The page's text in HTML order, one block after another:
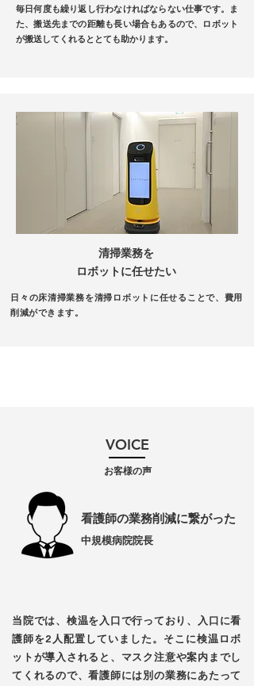
毎日何度も繰り返し行わなければならない仕事です。
ま
た、搬送先までの距離も長い場合もあるので、
ロボット
が搬送してくれるととても助かります。
清掃業務を
ロボットに任せたい
​日々の床清掃業務を清掃ロボットに任せることで、費用
削減ができます。
VOICE​
​お客様の声​
看護師の業務削減に繋がった
中規模病院院長
当院では、検温を入口で行っており、
入口に看
護師を2人配置していました。 そこに検温ロボ
ットが導入されると、 マスク注意や案内までし
てくれるので、看護師には別の業務にあたって